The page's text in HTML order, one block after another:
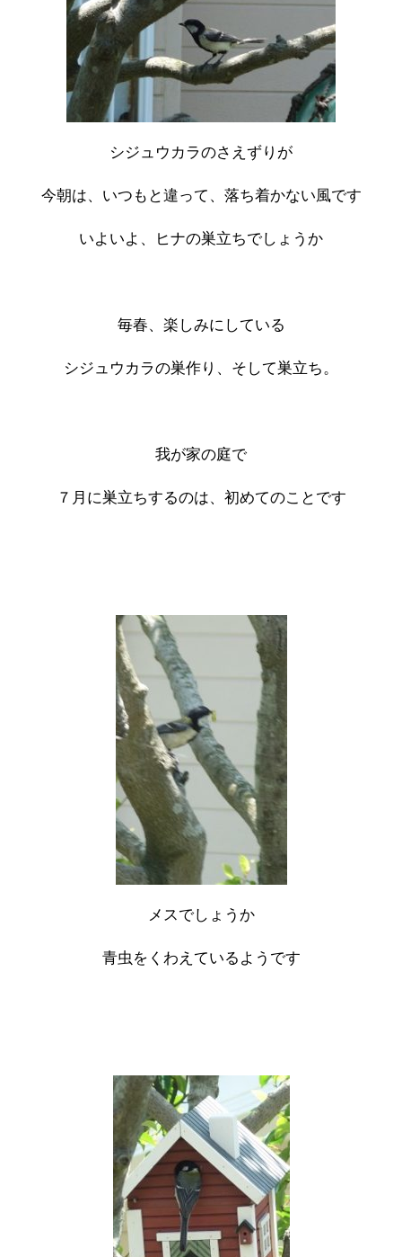
シジュウカラのさえずりが
今朝は、いつもと違って、落ち着かない風です
いよいよ、ヒナの巣立ちでしょうか
毎春、楽しみにしている
シジュウカラの巣作り、そして巣立ち。
我が家の庭で
７月に巣立ちするのは、初めてのことです
メスでしょうか
青虫をくわえているようです